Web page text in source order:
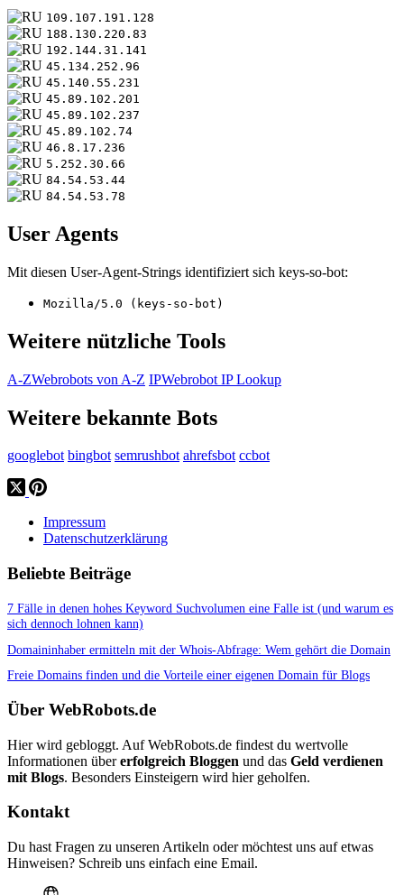
109.107.191.128
188.130.220.83
192.144.31.141
45.134.252.96
45.140.55.231
45.89.102.201
45.89.102.237
45.89.102.74
46.8.17.236
5.252.30.66
84.54.53.44
84.54.53.78
User Agents
Mit diesen User-Agent-Strings identifiziert sich keys-so-bot:
Mozilla/5.0 (keys-so-bot)
Weitere nützliche Tools
A-ZWebrobots von A-Z IPWebrobot IP Lookup
Weitere bekannte Bots
googlebot bingbot semrushbot ahrefsbot ccbot
Impressum
Datenschutzerklärung
Beliebte Beiträge
7 Fälle in denen hohes Keyword Suchvolumen eine Falle ist (und warum es
sich dennoch lohnen kann)
Domaininhaber ermitteln mit der Whois-Abfrage: Wem gehört die Domain
Freie Domains finden und die Vorteile einer eigenen Domain für Blogs
Über WebRobots.de
Hier wird gebloggt. Auf WebRobots.de findest du wertvolle
Informationen übererfolgreich Bloggen und das Geld verdienen
mit Blogs. Besonders Einsteigern wird hier geholfen.
Kontakt
Du hast Fragen zu unseren Artikeln oder möchtest uns auf etwas
Hinweisen? Schreib uns einfach eine Email.